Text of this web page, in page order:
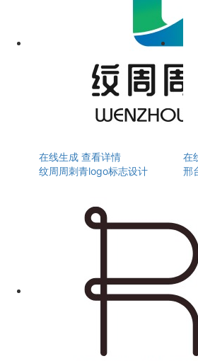
在线生成 查看详情
纹周周刺青logo标志设计
在
邢